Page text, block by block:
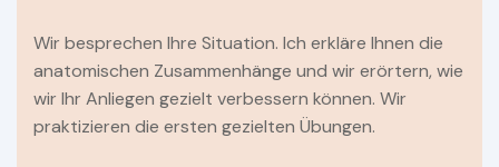
Wir besprechen Ihre Situation. Ich erkläre Ihnen die
anatomischen Zusammenhänge und wir erörtern, wie
wir Ihr Anliegen gezielt verbessern können. Wir
praktizieren die ersten gezielten Übungen.